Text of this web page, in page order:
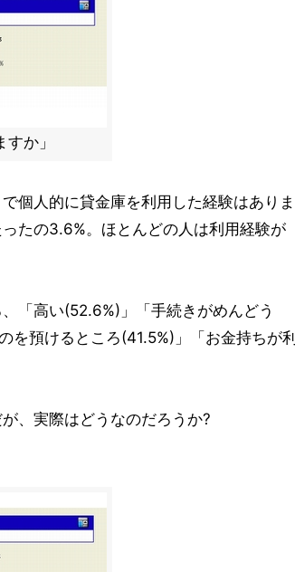
か」
個人的に貸金庫を利用した経験はありま
たの3.6%。ほとんどの人は利用経験が
「高い(52.6%)」「手続きがめんどう
を預けるところ(41.5%)」「お金持ちが利
、実際はどうなのだろうか?